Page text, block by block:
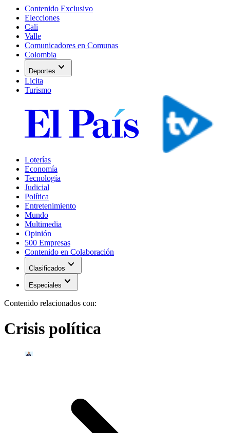
Contenido Exclusivo
Elecciones
Cali
Valle
Comunicadores en Comunas
Colombia
Deportes expand_more
Licita
Turismo
Loterías
Economía
Tecnología
Judicial
Política
Entretenimiento
Mundo
Multimedia
Opinión
500 Empresas
Contenido en Colaboración
Clasificados expand_more
Especiales expand_more
Contenido relacionados con:
Crisis política